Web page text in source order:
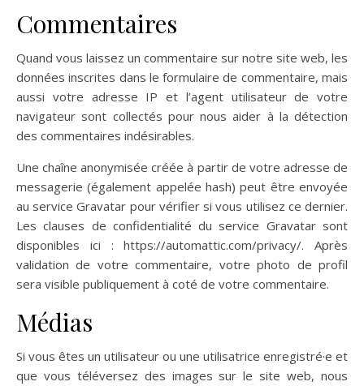
Commentaires
Quand vous laissez un commentaire sur notre site web, les
données inscrites dans le formulaire de commentaire, mais
aussi votre adresse IP et l’agent utilisateur de votre
navigateur sont collectés pour nous aider à la détection
des commentaires indésirables.
Une chaîne anonymisée créée à partir de votre adresse de
messagerie (également appelée hash) peut être envoyée
au service Gravatar pour vérifier si vous utilisez ce dernier.
Les clauses de confidentialité du service Gravatar sont
disponibles ici : https://automattic.com/privacy/. Après
validation de votre commentaire, votre photo de profil
sera visible publiquement à coté de votre commentaire.
Médias
Si vous êtes un utilisateur ou une utilisatrice enregistré·e et
que vous téléversez des images sur le site web, nous